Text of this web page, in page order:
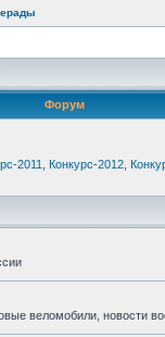
Форум
2011 Конкурс-2012
веломобили, новости